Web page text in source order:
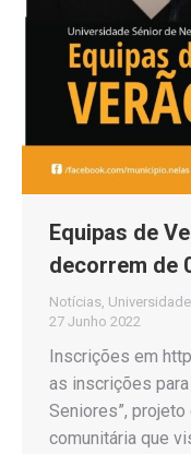
Equipas de
decorrem de
Notícias,
27 Junho 2022
Inscrições em
as inscrições
Seniores”,
comunitária que